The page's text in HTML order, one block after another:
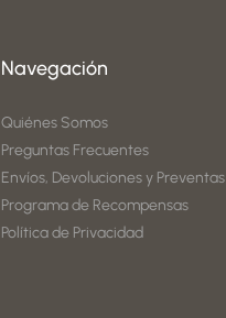
Navegación
Quiénes Somos
Preguntas Frecuentes
Envíos, Devoluciones y Preventas
Programa de Recompensas
Política de Privacidad